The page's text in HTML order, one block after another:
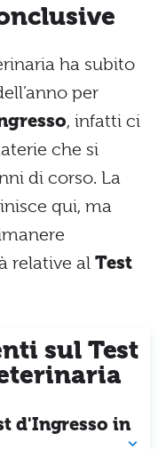
ha subito
per
, infatti ci
che si
di corso. La
qui, ma
relative al Test
sul Test
d'Ingresso in